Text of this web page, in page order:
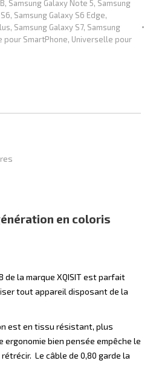
, Samsung Galaxy Note 5, Samsung
, Samsung Galaxy S6 Edge,
, Samsung Galaxy S7, Samsung
pour SmartPhone, Universelle pour
en coloris
de la marque XQISIT est parfait
tout appareil disposant de la
est en tissu résistant, plus
bien pensée empêche le
Le câble de 0,80 garde la